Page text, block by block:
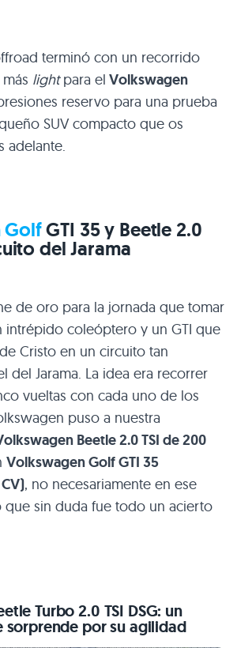
terminó con un recorrido
lightpara el Volkswagen
reservo para una prueba
SUVcompacto que os
adelante.
GolfGTI 35y Beetle 2.0
del Jarama
de oro para la jornada que tomar
intrépido coleóptero y un GTI que
Cristo en un circuito tan
del Jarama. La idea era recorrer
vueltas con cada uno de los
puso a nuestra
Beetle 2.0TSI de 200
Volkswagen GolfGTI 35
, no necesariamente en ese
que sin duda fue todo un acierto
Turbo 2.0 TSI DSG: un
por su agilidad